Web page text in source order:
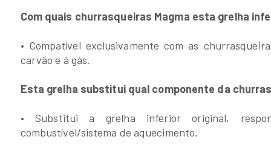
Com quais churrasqueiras Magma esta grelha
• Compatível exclusivamente com as
carvão e à gás.
Esta grelha substitui qual componente da
• Substitui a grelha inferior original,
combustível/sistema de aquecimento.